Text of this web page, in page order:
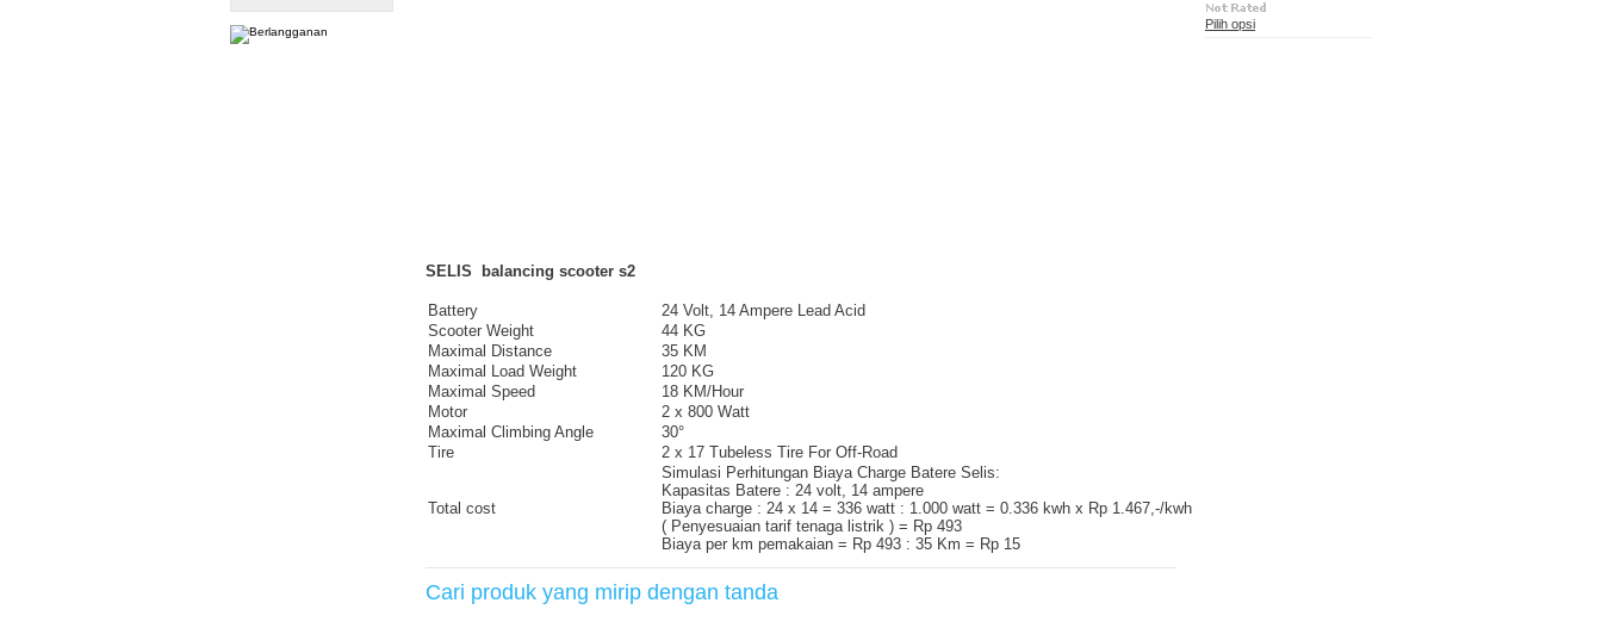
SELIS balancing scooter s2
Battery
24 Volt, 14 Ampere Lead Acid
Scooter Weight
44 KG
Maximal Distance
35 KM
Maximal Load Weight
120 KG
Maximal Speed
18 KM/Hour
Motor
2 x 800 Watt
Maximal Climbing Angle
30°
Tire
2 x 17 Tubeless Tire For Off-Road
Total cost
Simulasi Perhitungan Biaya Charge Batere Selis:
Kapasitas Batere : 24 volt, 14 ampere
Biaya charge : 24 x 14 = 336 watt : 1.000 watt = 0.336 kwh x Rp 1.467,-/kwh
( Penyesuaian tarif tenaga listrik ) = Rp 493
Biaya per km pemakaian = Rp 493 : 35 Km = Rp 15
Cari produk yang mirip dengan tanda
Pilih opsi